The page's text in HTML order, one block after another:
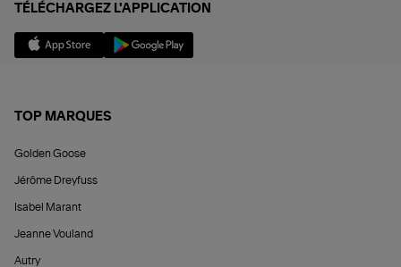
TÉLÉCHARGEZ L'APPLICATION
TOP MARQUES
Golden Goose
Jérôme Dreyfuss
Isabel Marant
Jeanne Vouland
Autry